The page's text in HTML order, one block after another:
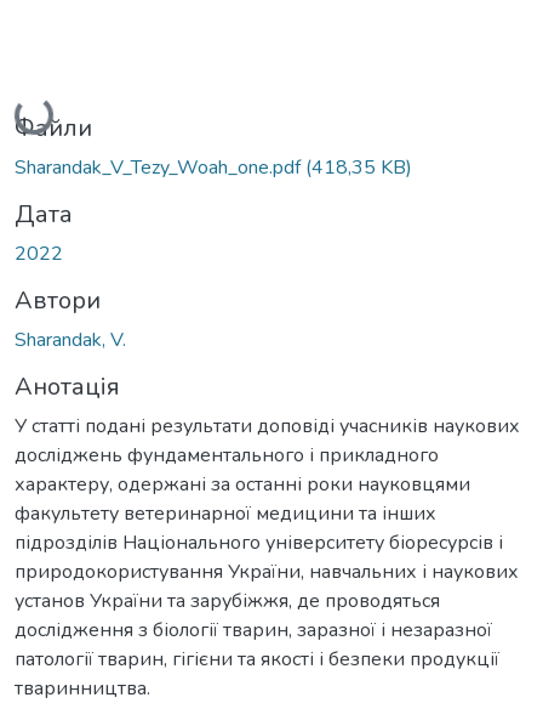
Вантажиться...
Файли
Sharandak_V_Tezy_Woah_one.pdf(418,35 KB)
Дата
2022
Автори
Sharandak, V.
Анотація
У статті подані результати доповіді учасників наукових
досліджень фундаментального і прикладного
характеру, одержані за останні роки науковцями
факультету ветеринарної медицини та інших
підрозділів Національного університету біоресурсів і
природокористування України, навчальних і наукових
установ України та зарубіжжя, де проводяться
дослідження з біології тварин, заразної і незаразної
патології тварин, гігієни та якості і безпеки продукції
тваринництва.